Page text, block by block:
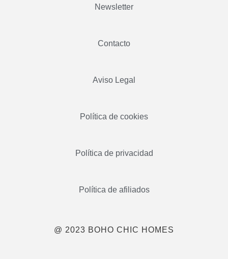
Newsletter
Contacto
Aviso Legal
Política de cookies
Política de privacidad
Política de afiliados
@ 2023 BOHO CHIC HOMES